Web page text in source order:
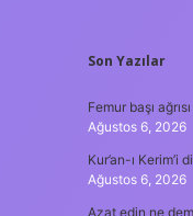
Son Yazılar
Femur başı
Ağustos 6, 2026
Kur’an-ı
Ağustos 6, 2026
Azat edin ne